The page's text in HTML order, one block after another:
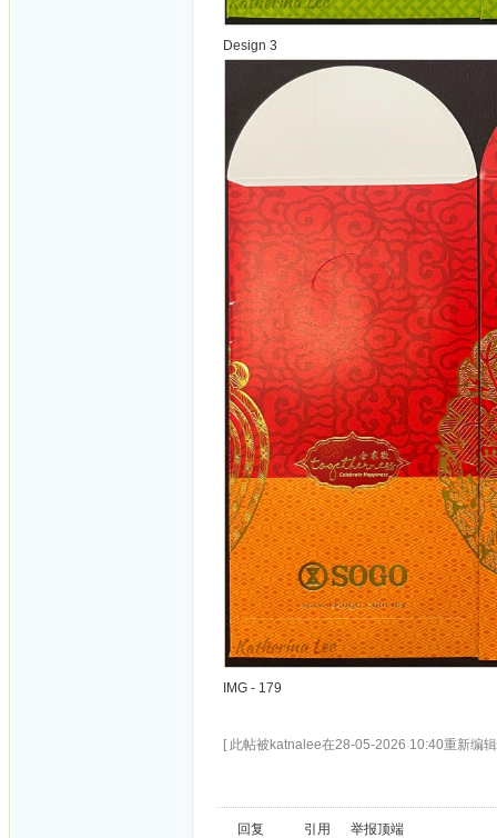
Design 3
IMG - 179
[ 此帖被katnalee在28-05-2026 10:40重新编
回复 引用 举报顶端